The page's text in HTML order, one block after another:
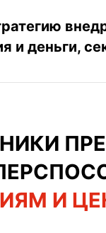
и деньги,
И